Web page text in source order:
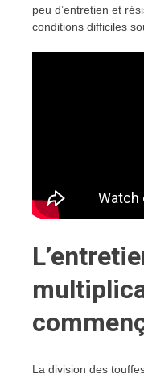
peu d’entretien et
conditions difficiles
La division des